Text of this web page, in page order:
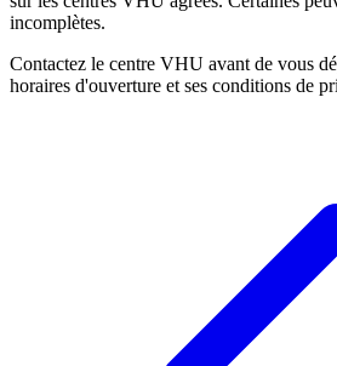
incomplètes.
Contactez le centre VHU avant de vous
horaires d'ouverture et ses conditions de